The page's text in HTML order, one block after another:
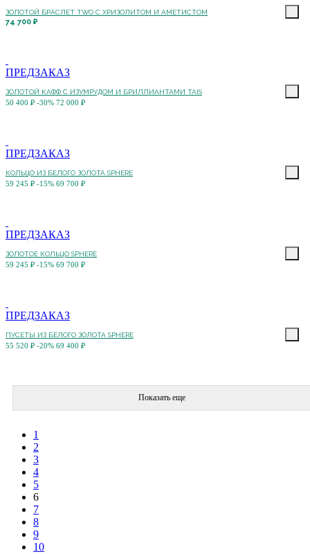
ЗОЛОТОЙ БРАСЛЕТ TWO С ХРИЗОЛИТОМ И АМЕТИСТОМ
74 700 ₽
ПРЕДЗАКАЗ
ЗОЛОТОЙ КАФФ С ИЗУМРУДОМ И БРИЛЛИАНТАМИ TAIS
50 400 ₽ -30% 72 000 ₽
ПРЕДЗАКАЗ
КОЛЬЦО ИЗ БЕЛОГО ЗОЛОТА SPHERE
59 245 ₽ -15% 69 700 ₽
ПРЕДЗАКАЗ
ЗОЛОТОЕ КОЛЬЦО SPHERE
59 245 ₽ -15% 69 700 ₽
ПРЕДЗАКАЗ
ПУСЕТЫ ИЗ БЕЛОГО ЗОЛОТА SPHERE
55 520 ₽ -20% 69 400 ₽
Показать еще
1
2
3
4
5
6
7
8
9
10